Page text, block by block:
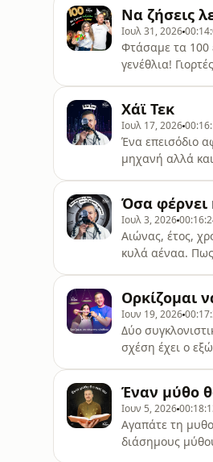
Να ζήσεις
Ιουλ 31, 2026
Φτάσαμε τα 100
γενέθλια!
See
Χάϊ Τεκ
Ιουλ 17, 2026
Ένα επεισόδιο
μηχανή αλλά
about our
Όσα φέρνει
Ιουλ 3, 2026
Αιώνας, έτος,
κυλά αέναα.
AdsWizz
Ορκίζομαι
Ιουν 19, 2026
Δύο
σχέση έχει ο
See
Έναν μύθο
Ιουν 5, 2026
Αγαπάτε τη
διάσημους